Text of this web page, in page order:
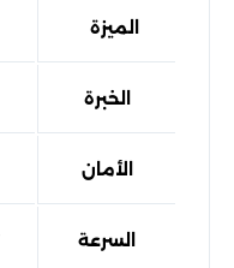
الميزة
الخبرة
الأمان
السرعة